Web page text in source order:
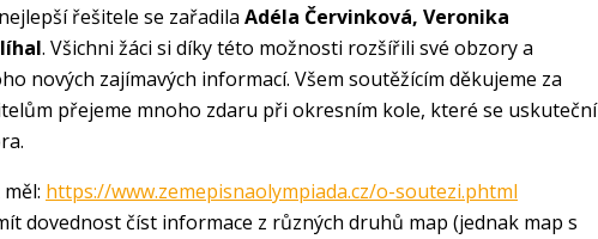
řešitele se zařadila Adéla Červinková, Veronika
. Všichni žáci si díky této možnosti rozšířili své obzory a
nových zajímavých informací. Všem soutěžícím děkujeme za
přejeme mnoho zdaru při okresním kole, které se uskuteční
února.
https://www.zemepisnaolympiada.cz/o-soutezi.phtml
dovednost číst informace z různých druhů map (jednak map s